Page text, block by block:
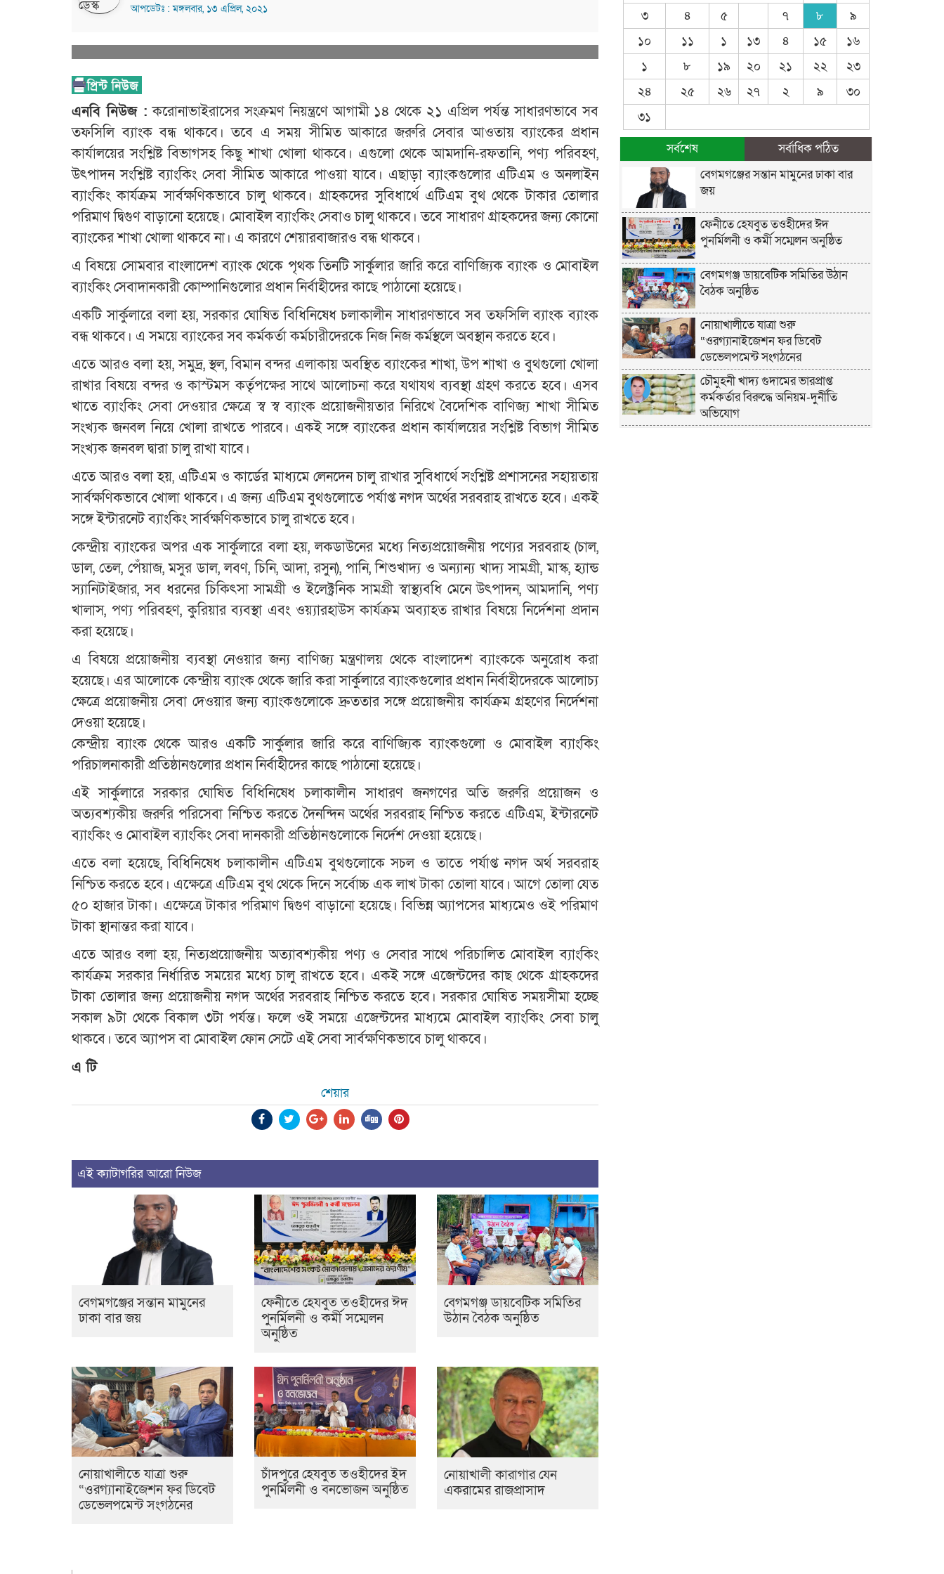
আপডেটঃ : মঙ্গলবার, ১৩ এপ্রিল, ২০২১
এনবি নিউজ : করোনাভাইরাসের সংক্রমণ নিয়ন্ত্রণে আগামী ১৪ থেকে ২১ এপ্রিল পর্যন্ত সাধারণভাবে সব
তফসিলি ব্যাংক বন্ধ থাকবে। তবে এ সময় সীমিত আকারে জরুরি সেবার আওতায় ব্যাংকের প্রধান
কার্যালয়ের সংশ্লিষ্ট বিভাগসহ কিছু শাখা খোলা থাকবে। এগুলো থেকে আমদানি-রফতানি, পণ্য পরিবহণ,
উৎপাদন সংশ্লিষ্ট ব্যাংকিং সেবা সীমিত আকারে পাওয়া যাবে। এছাড়া ব্যাংকগুলোর এটিএম ও অনলাইন
ব্যাংকিং কার্যক্রম সার্বক্ষণিকভাবে চালু থাকবে। গ্রাহকদের সুবিধার্থে এটিএম বুথ থেকে টাকার তোলার
পরিমাণ দ্বিগুণ বাড়ানো হয়েছে। মোবাইল ব্যাংকিং সেবাও চালু থাকবে। তবে সাধারণ গ্রাহকদের জন্য কোনো
ব্যাংকের শাখা খোলা থাকবে না। এ কারণে শেয়ারবাজারও বন্ধ থাকবে।
এ বিষয়ে সোমবার বাংলাদেশ ব্যাংক থেকে পৃথক তিনটি সার্কুলার জারি করে বাণিজ্যিক ব্যাংক ও মোবাইল
ব্যাংকিং সেবাদানকারী কোম্পানিগুলোর প্রধান নির্বাহীদের কাছে পাঠানো হয়েছে।
একটি সার্কুলারে বলা হয়, সরকার ঘোষিত বিধিনিষেধ চলাকালীন সাধারণভাবে সব তফসিলি ব্যাংক ব্যাংক
বন্ধ থাকবে। এ সময়ে ব্যাংকের সব কর্মকর্তা কর্মচারীদেরকে নিজ নিজ কর্মস্থলে অবস্থান করতে হবে।
এতে আরও বলা হয়, সমুদ্র, স্থল, বিমান বন্দর এলাকায় অবস্থিত ব্যাংকের শাখা, উপ শাখা ও বুথগুলো খোলা
রাখার বিষয়ে বন্দর ও কাস্টমস কর্তৃপক্ষের সাথে আলোচনা করে যথাযথ ব্যবস্থা গ্রহণ করতে হবে। এসব
খাতে ব্যাংকিং সেবা দেওয়ার ক্ষেত্রে স্ব স্ব ব্যাংক প্রয়োজনীয়তার নিরিখে বৈদেশিক বাণিজ্য শাখা সীমিত
সংখ্যক জনবল নিয়ে খোলা রাখতে পারবে। একই সঙ্গে ব্যাংকের প্রধান কার্যালয়ের সংশ্লিষ্ট বিভাগ সীমিত
সংখ্যক জনবল দ্বারা চালু রাখা যাবে।
এতে আরও বলা হয়, এটিএম ও কার্ডের মাধ্যমে লেনদেন চালু রাখার সুবিধার্থে সংশ্লিষ্ট প্রশাসনের সহায়তায়
সার্বক্ষণিকভাবে খোলা থাকবে। এ জন্য এটিএম বুথগুলোতে পর্যাপ্ত নগদ অর্থের সরবরাহ রাখতে হবে। একই
সঙ্গে ইন্টারনেট ব্যাংকিং সার্বক্ষণিকভাবে চালু রাখতে হবে।
কেন্দ্রীয় ব্যাংকের অপর এক সার্কুলারে বলা হয়, লকডাউনের মধ্যে নিত্যপ্রয়োজনীয় পণ্যের সরবরাহ (চাল,
ডাল, তেল, পেঁয়াজ, মসুর ডাল, লবণ, চিনি, আদা, রসুন), পানি, শিশুখাদ্য ও অন্যান্য খাদ্য সামগ্রী, মাস্ক, হ্যান্ড
স্যানিটাইজার, সব ধরনের চিকিৎসা সামগ্রী ও ইলেক্ট্রনিক সামগ্রী স্বাস্থ্যবধি মেনে উৎপাদন, আমদানি, পণ্য
খালাস, পণ্য পরিবহণ, কুরিয়ার ব্যবস্থা এবং ওয়্যারহাউস কার্যক্রম অব্যাহত রাখার বিষয়ে নির্দেশনা প্রদান
করা হয়েছে।
এ বিষয়ে প্রয়োজনীয় ব্যবস্থা নেওয়ার জন্য বাণিজ্য মন্ত্রণালয় থেকে বাংলাদেশ ব্যাংককে অনুরোধ করা
হয়েছে। এর আলোকে কেন্দ্রীয় ব্যাংক থেকে জারি করা সার্কুলারে ব্যাংকগুলোর প্রধান নির্বাহীদেরকে আলোচ্য
ক্ষেত্রে প্রয়োজনীয় সেবা দেওয়ার জন্য ব্যাংকগুলোকে দ্রুততার সঙ্গে প্রয়োজনীয় কার্যক্রম গ্রহণের নির্দেশনা
দেওয়া হয়েছে।
কেন্দ্রীয় ব্যাংক থেকে আরও একটি সার্কুলার জারি করে বাণিজ্যিক ব্যাংকগুলো ও মোবাইল ব্যাংকিং
পরিচালনাকারী প্রতিষ্ঠানগুলোর প্রধান নির্বাহীদের কাছে পাঠানো হয়েছে।
এই সার্কুলারে সরকার ঘোষিত বিধিনিষেধ চলাকালীন সাধারণ জনগণের অতি জরুরি প্রয়োজন ও
অত্যবশ্যকীয় জরুরি পরিসেবা নিশ্চিত করতে দৈনন্দিন অর্থের সরবরাহ নিশ্চিত করতে এটিএম, ইন্টারনেট
ব্যাংকিং ও মোবাইল ব্যাংকিং সেবা দানকারী প্রতিষ্ঠানগুলোকে নির্দেশ দেওয়া হয়েছে।
এতে বলা হয়েছে, বিধিনিষেধ চলাকালীন এটিএম বুথগুলোকে সচল ও তাতে পর্যাপ্ত নগদ অর্থ সরবরাহ
নিশ্চিত করতে হবে। এক্ষেত্রে এটিএম বুথ থেকে দিনে সর্বোচ্চ এক লাখ টাকা তোলা যাবে। আগে তোলা যেত
৫০ হাজার টাকা। এক্ষেত্রে টাকার পরিমাণ দ্বিগুণ বাড়ানো হয়েছে। বিভিন্ন অ্যাপসের মাধ্যমেও ওই পরিমাণ
টাকা স্থানান্তর করা যাবে।
এতে আরও বলা হয়, নিত্যপ্রয়োজনীয় অত্যাবশ্যকীয় পণ্য ও সেবার সাথে পরিচালিত মোবাইল ব্যাংকিং
কার্যক্রম সরকার নির্ধারিত সময়ের মধ্যে চালু রাখতে হবে। একই সঙ্গে এজেন্টদের কাছ থেকে গ্রাহকদের
টাকা তোলার জন্য প্রয়োজনীয় নগদ অর্থের সরবরাহ নিশ্চিত করতে হবে। সরকার ঘোষিত সময়সীমা হচ্ছে
সকাল ৯টা থেকে বিকাল ৩টা পর্যন্ত। ফলে ওই সময়ে এজেন্টদের মাধ্যমে মোবাইল ব্যাংকিং সেবা চালু
থাকবে। তবে অ্যাপস বা মোবাইল ফোন সেটে এই সেবা সার্বক্ষণিকভাবে চালু থাকবে।
এ টি
শেয়ার
এই ক্যাটাগরির আরো নিউজ
বেগমগঞ্জের সন্তান মামুনের
ঢাকা বার জয়
ফেনীতে হেযবুত তওহীদের ঈদ
পুনর্মিলনী ও কর্মী সম্মেলন
অনুষ্ঠিত
বেগমগঞ্জ ডায়বেটিক সমিতির
উঠান বৈঠক অনুষ্ঠিত
নোয়াখালীতে যাত্রা শুরু
“ওরগ্যানাইজেশন ফর ডিবেট
ডেভেলপমেন্ট সংগঠনের
চাঁদপুরে হেযবুত তওহীদের ইদ
পুনর্মিলনী ও বনভোজন অনুষ্ঠিত
নোয়াখালী কারাগার যেন
একরামের রাজপ্রাসাদ
৩
৪ ৫ ৭ ৮
৯
১০
১১ ১ ১৩ ৪ ১৫
১৬
১
৮ ১৯ ২০ ২১ ২২
২৩
২৪
২৫ ২৬ ২৭ ২ ৯
৩০
৩১
সর্বশেষ
সর্বাধিক পঠিত
বেগমগঞ্জের সন্তান মামুনের ঢাকা বার
জয়
ফেনীতে হেযবুত তওহীদের ঈদ
পুনর্মিলনী ও কর্মী সম্মেলন অনুষ্ঠিত
বেগমগঞ্জ ডায়বেটিক সমিতির উঠান
বৈঠক অনুষ্ঠিত
নোয়াখালীতে যাত্রা শুরু
“ওরগ্যানাইজেশন ফর ডিবেট
ডেভেলপমেন্ট সংগঠনের
চৌমুহনী খাদ্য গুদামের ভারপ্রাপ্ত
কর্মকর্তার বিরুদ্ধে অনিয়ম-দুর্নীতি
অভিযোগ